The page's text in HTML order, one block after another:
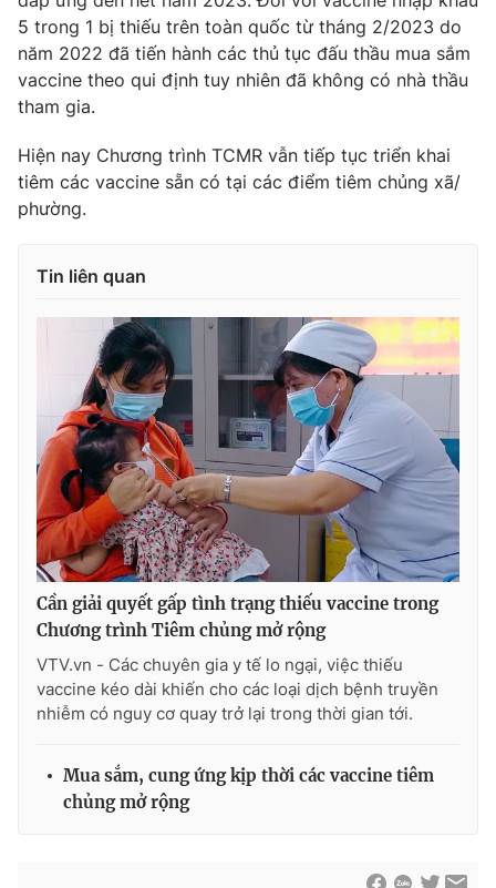
5 trong 1 bị thiếu trên toàn quốc từ tháng 2/2023 do
năm 2022 đã tiến hành các thủ tục đấu thầu mua sắm
vaccine theo qui định tuy nhiên đã không có nhà thầu
tham gia.
Hiện nay Chương trình TCMR vẫn tiếp tục triển khai
tiêm các vaccine sẵn có tại các điểm tiêm chủng xã/
phường.
Tin liên quan
Cần giải quyết gấp tình trạng thiếu vaccine trong
Chương trình Tiêm chủng mở rộng
VTV.vn - Các chuyên gia y tế lo ngại, việc thiếu
vaccine kéo dài khiến cho các loại dịch bệnh truyền
nhiễm có nguy cơ quay trở lại trong thời gian tới.
Mua sắm, cung ứng kịp thời các vaccine tiêm
chủng mở rộng